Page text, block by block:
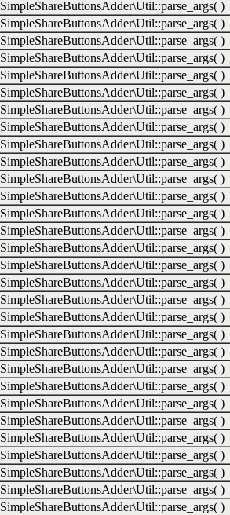
SimpleShareButtonsAdder\Util::parse_args( )
SimpleShareButtonsAdder\Util::parse_args( )
SimpleShareButtonsAdder\Util::parse_args( )
SimpleShareButtonsAdder\Util::parse_args( )
SimpleShareButtonsAdder\Util::parse_args( )
SimpleShareButtonsAdder\Util::parse_args( )
SimpleShareButtonsAdder\Util::parse_args( )
SimpleShareButtonsAdder\Util::parse_args( )
SimpleShareButtonsAdder\Util::parse_args( )
SimpleShareButtonsAdder\Util::parse_args( )
SimpleShareButtonsAdder\Util::parse_args( )
SimpleShareButtonsAdder\Util::parse_args( )
SimpleShareButtonsAdder\Util::parse_args( )
SimpleShareButtonsAdder\Util::parse_args( )
SimpleShareButtonsAdder\Util::parse_args( )
SimpleShareButtonsAdder\Util::parse_args( )
SimpleShareButtonsAdder\Util::parse_args( )
SimpleShareButtonsAdder\Util::parse_args( )
SimpleShareButtonsAdder\Util::parse_args( )
SimpleShareButtonsAdder\Util::parse_args( )
SimpleShareButtonsAdder\Util::parse_args( )
SimpleShareButtonsAdder\Util::parse_args( )
SimpleShareButtonsAdder\Util::parse_args( )
SimpleShareButtonsAdder\Util::parse_args( )
SimpleShareButtonsAdder\Util::parse_args( )
SimpleShareButtonsAdder\Util::parse_args( )
SimpleShareButtonsAdder\Util::parse_args( )
SimpleShareButtonsAdder\Util::parse_args( )
SimpleShareButtonsAdder\Util::parse_args( )
SimpleShareButtonsAdder\Util::parse_args( )